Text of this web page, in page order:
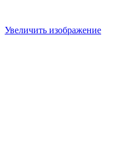
Увеличить изображение